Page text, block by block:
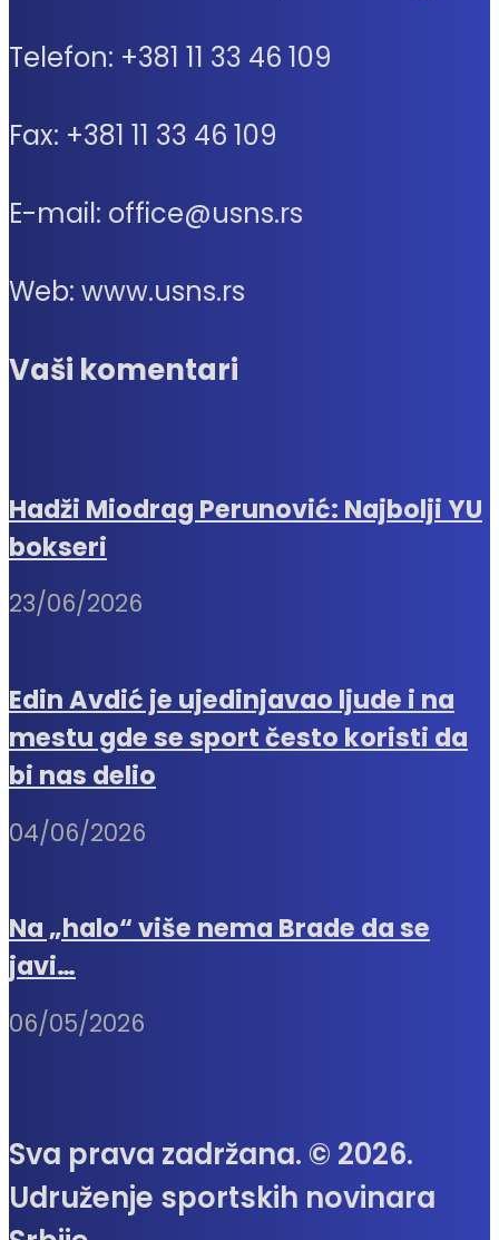
Telefon: +381 11 33 46 109
Fax: +381 11 33 46 109
E-mail: office@usns.rs
Web: www.usns.rs
Vaši komentari
Hadži Miodrag Perunović: Najbolji YU
bokseri
23/06/2026
Edin Avdić je ujedinjavao ljude i na
mestu gde se sport često koristi da
bi nas delio
04/06/2026
Na „halo“ više nema Brade da se
javi…
06/05/2026
Sva prava zadržana. © 2026.
Udruženje sportskih novinara